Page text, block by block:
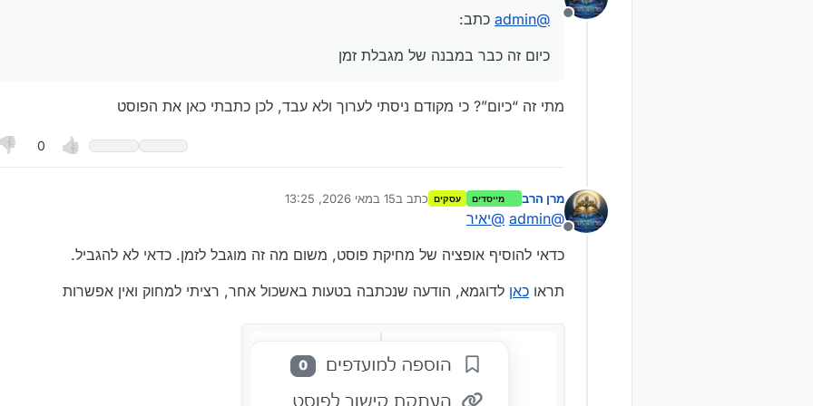
@
administrators מנותק
@
admin כתב:
כיום זה כבר במבנה של מגבלת זמן
מתי זה “כיום”? כי מקודם ניסתי לערוך ולא עבד, לכן כתבתי כאן את הפוסט
0
מנותק
מרן הרב מייסדים עסקים כתב ב15 במאי 2026, 13:25
נערך לאחרונה על ידי
@
admin
@יאיר
כדאי להוסיף אופציה של מחיקת פוסט, משום מה זה מוגבל לזמן. כדאי לא להגביל.
תראו כאן לדוגמא, הודעה שנכתבה בטעות באשכול אחר, רציתי למחוק ואין אפשרות